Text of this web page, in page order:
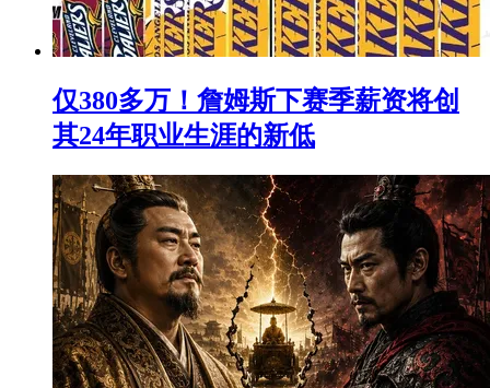
仅380多万！詹姆斯下赛季薪资将创
其24年职业生涯的新低